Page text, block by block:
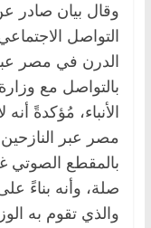
وقال بيان صادر
التواصل
الدرن في مصر عبر
بالتواصل مع
الأنباء، مُؤكدةً
مصر عبر النازحين
بالمقطع الصوتي
صلة، وأنه بناءً
والذي تقوم به